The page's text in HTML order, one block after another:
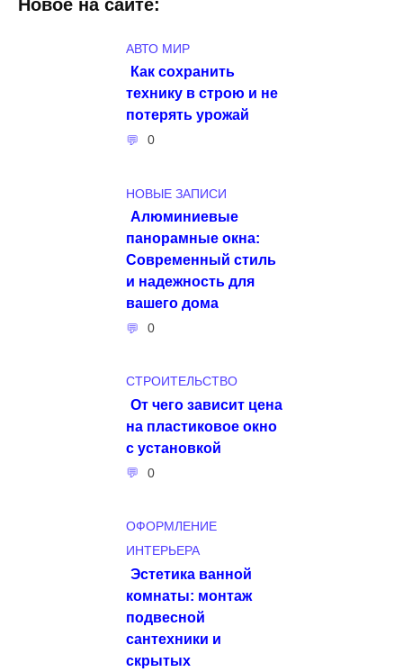
Новое на сайте:
АВТО МИР
Как сохранить
технику в строю и не
потерять урожай
0
НОВЫЕ ЗАПИСИ
Алюминиевые
панорамные окна:
Современный стиль
и надежность для
вашего дома
0
СТРОИТЕЛЬСТВО
От чего зависит цена
на пластиковое окно
с установкой
0
ОФОРМЛЕНИЕ
ИНТЕРЬЕРА
Эстетика ванной
комнаты: монтаж
подвесной
сантехники и
скрытых